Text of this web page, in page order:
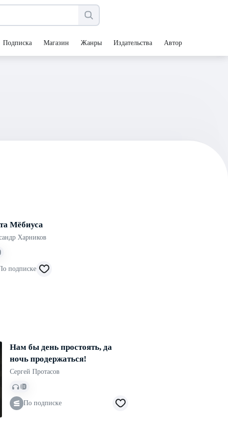
Подписка Магазин Жанры Издательства Авторы
Мёбиуса
Харников
подписке
Нам бы день простоять, да
ночь продержаться!
Сергей Протасов
По подписке